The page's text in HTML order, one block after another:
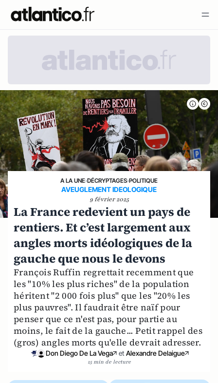
A LA UNE›DÉCRYPTAGES›POLITIQUE
AVEUGLEMENT IDEOLOGIQUE
9 février 2025
La France redevient un pays de
rentiers. Et c’est largement aux
angles morts idéologiques de la
gauche que nous le devons
François Ruffin regrettait recemment que
les "10% les plus riches" de la population
héritent "2 000 fois plus" que les "20% les
plus pauvres". Il faudrait être naïf pour
penser que ce n'est pas, pour partie au
moins, le fait de la gauche... Petit rappel des
(gros) angles morts qu'elle devrait adresser.
Don Diego De La Vega et Alexandre Delaigue
15 min de lecture